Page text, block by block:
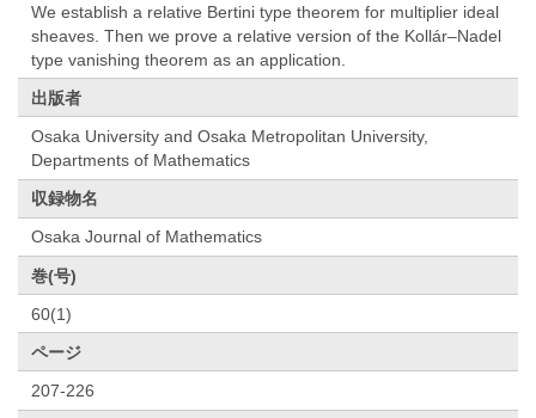
We establish a relative Bertini type theorem for multiplier ideal
sheaves. Then we prove a relative version of the Kollár–Nadel
type vanishing theorem as an application.
出版者
Osaka University and Osaka Metropolitan University,
Departments of Mathematics
収録物名
Osaka Journal of Mathematics
巻(号)
60(1)
ページ
207-226